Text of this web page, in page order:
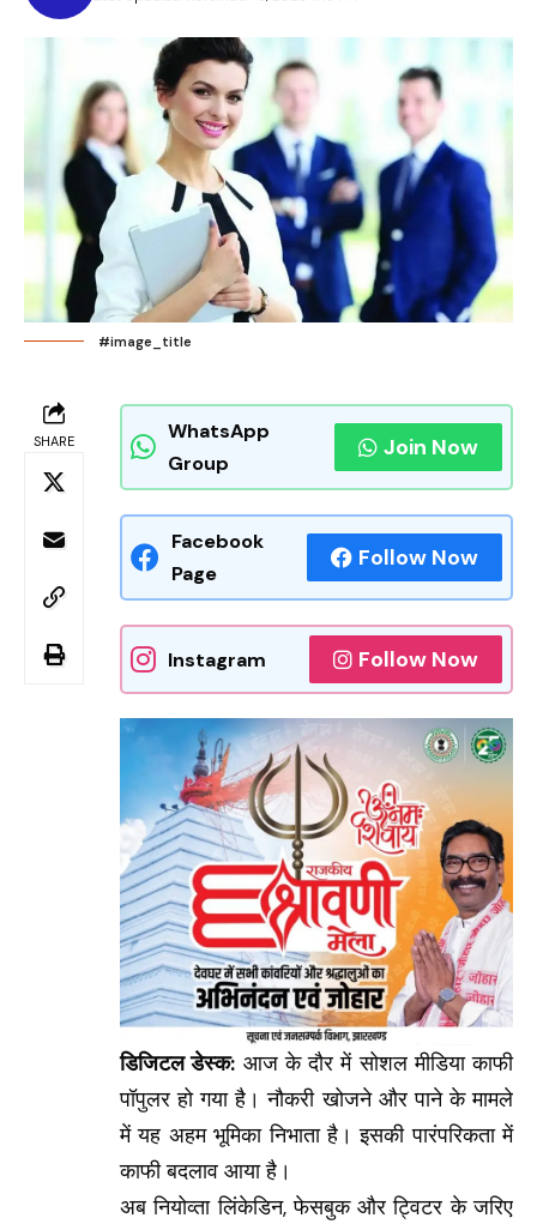
#image_title
SHARE
WhatsApp
Group
Join Now
Facebook
Page
Follow Now
Instagram Follow Now
डिजिटल डेस्क: आज के दौर में सोशल मीडिया काफी
पॉपुलर हो गया है। नौकरी खोजने और पाने के मामले
में यह अहम भूमिका निभाता है। इसकी पारंपरिकता में
काफी बदलाव आया है।
अब नियोव्ता लिंकेडिन, फेसबुक और ट्विटर के जरिए